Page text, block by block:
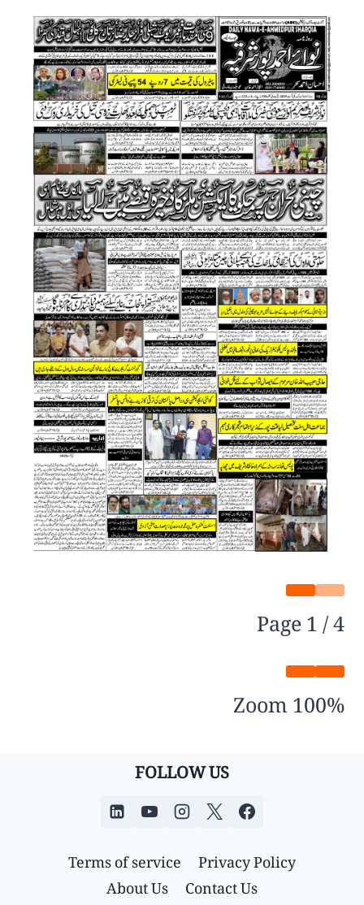
Page1/4
Zoom100%
FOLLOW US
Privacy Policy
Terms of service
Contact Us
About Us